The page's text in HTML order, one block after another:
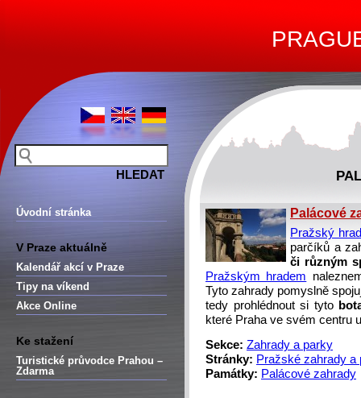
Úvodní stránka
V Praze aktuálně
Kalendář akcí v Praze
Tipy na víkend
Akce Online
Ke stažení
Turistické průvodce Prahou –
Zdarma
Palácové
Pražský hrad
parčíků a
či různým
Pražským hradem
Tyto zahrady pomyslně
tedy prohlédnout si tyto
které Praha ve svém centru
Sekce: Zahrady a parky
Stránky: Pražské zahrady a
Památky: Palácové zahrady